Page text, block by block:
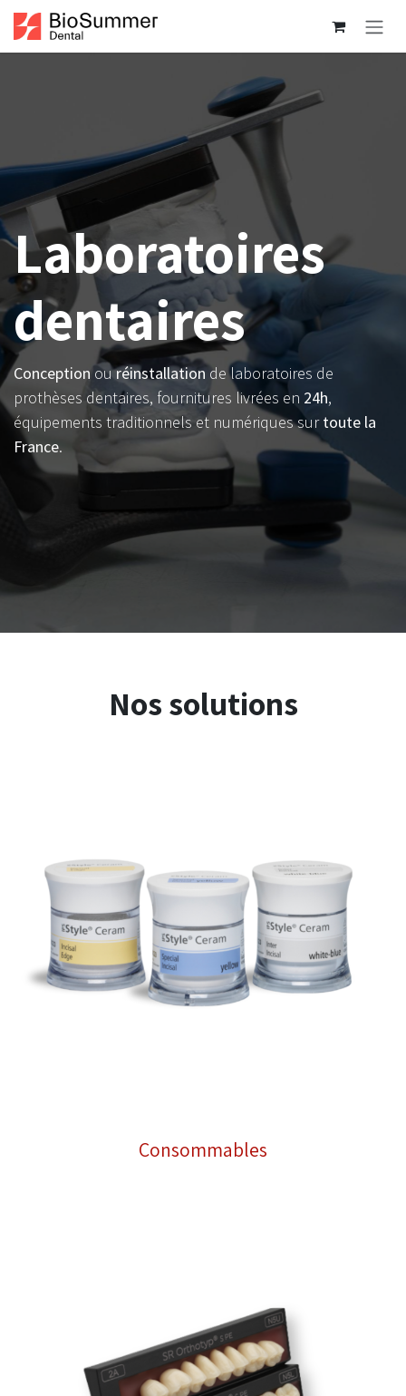
Se rendre au contenu
Laboratoires
dentaires
Conceptionouréinstallation de laboratoires de
prothèses dentaires, fournitures livrées en 24h,
équipements traditionnels et numériques surtoute la
France.
Nos solutions
Consommables